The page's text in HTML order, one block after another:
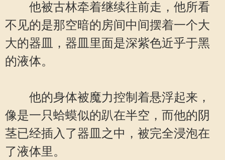
他被古林牵着继续往前走，他所看
不见的是那空暗的房间中间摆着一个大
大的器皿，器皿里面是深紫色近乎于黑
的液体。
他的身体被魔力控制着悬浮起来，
像是一只蛤蟆似的趴在半空，而他的阴
茎已经插入了器皿之中，被完全浸泡在
了液体里。